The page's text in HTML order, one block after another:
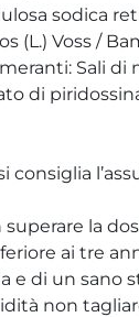
sodica
(L.) Voss /
Sali di
di
consiglia
superare la
ai tre
e di un sano
non